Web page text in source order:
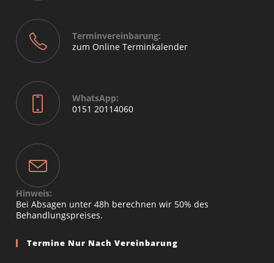
Terminvereinbarung:
zum Online Terminkalender
WhatsApp:
0151 20114060
Hinweis:
Bei Absagen unter 48h berechnen wir 50% des
Behandlungspreises.
Termine Nur Nach Vereinbarung